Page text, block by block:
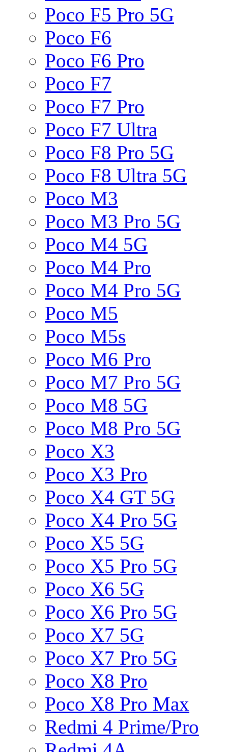
Poco F5 Pro 5G
Poco F6
Poco F6 Pro
Poco F7
Poco F7 Pro
Poco F7 Ultra
Poco F8 Pro 5G
Poco F8 Ultra 5G
Poco M3
Poco M3 Pro 5G
Poco M4 5G
Poco M4 Pro
Poco M4 Pro 5G
Poco M5
Poco M5s
Poco M6 Pro
Poco M7 Pro 5G
Poco M8 5G
Poco M8 Pro 5G
Poco X3
Poco X3 Pro
Poco X4 GT 5G
Poco X4 Pro 5G
Poco X5 5G
Poco X5 Pro 5G
Poco X6 5G
Poco X6 Pro 5G
Poco X7 5G
Poco X7 Pro 5G
Poco X8 Pro
Poco X8 Pro Max
Redmi 4 Prime/Pro